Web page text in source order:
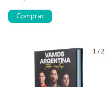
1 /2